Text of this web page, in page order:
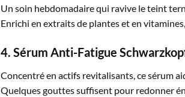
Un soin hebdomadaire qui ravive le teint
Enrichi en extraits de plantes et en
4. Sérum Anti-Fatigue
Concentré en actifs revitalisants, ce sérum
Quelques gouttes suffisent pour redonner